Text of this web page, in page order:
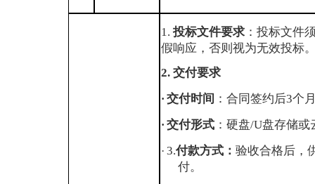
1. 投标文件要求：投标文件
假响应，否则视为无效投标
2. 交付要求
· 交付时间 ：合同签约后3个
· 交付形式：硬盘/U盘存储或
· 3.付款方式： 验收合格后，
付。